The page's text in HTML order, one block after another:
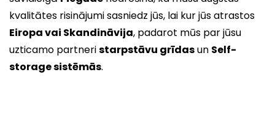
kvalitātes risinājumi sasniedz jūs, lai kur jūs atrastos
Eiropa vai Skandināvija, padarot mūs par jūsu
uzticamo partneristarpstāvu grīdasun Self-
storage sistēmās.